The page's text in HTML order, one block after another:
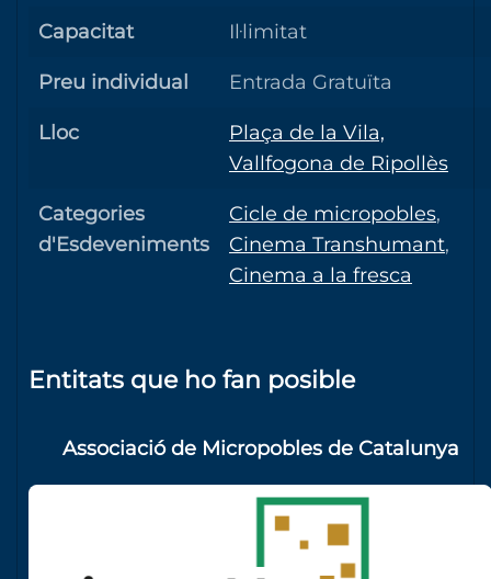
Capacitat Il·limitat
Preu individual Entrada Gratuïta
Lloc
Plaça de la Vila,
Vallfogona de Ripollès
Categories
d'Esdeveniments
Cicle de micropobles,
Cinema Transhumant,
Cinema a la fresca
Entitats que ho fan posible
Associació de Micropobles de Catalunya